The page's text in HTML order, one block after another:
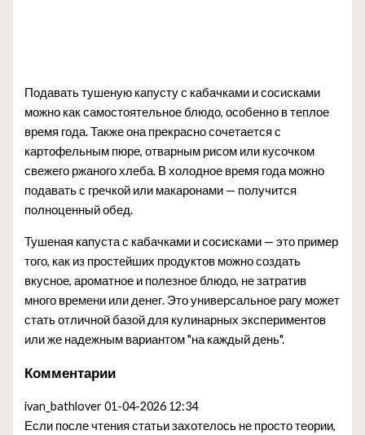
Подавать тушеную капусту с кабачками и сосисками
можно как самостоятельное блюдо, особенно в теплое
время года. Также она прекрасно сочетается с
картофельным пюре, отварным рисом или кусочком
свежего ржаного хлеба. В холодное время года можно
подавать с гречкой или макаронами — получится
полноценный обед.
Тушеная капуста с кабачками и сосисками — это пример
того, как из простейших продуктов можно создать
вкусное, ароматное и полезное блюдо, не затратив
много времени или денег. Это универсальное рагу может
стать отличной базой для кулинарных экспериментов
или же надежным вариантом "на каждый день".
Комментарии
ivan_bathlover 01-04-2026 12:34
Если после чтения статьи захотелось не просто теории,